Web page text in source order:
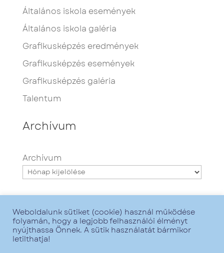
Általános iskola események
Általános iskola galéria
Grafikusképzés eredmények
Grafikusképzés események
Grafikusképzés galéria
Talentum
Archívum
Archívum
Minden jog fenntartva - Talentum iskola -
Weboldalunk sütiket (cookie) használ működése
folyamán, hogy a legjobb felhasználói élményt
nyújthassa Önnek. A sütik használatát bármikor
letilthatja!